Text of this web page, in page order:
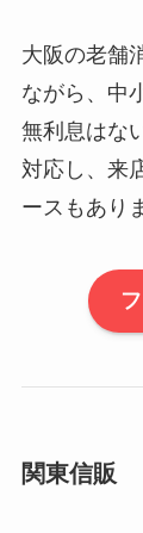
大阪の老舗
ながら、中
無利息はな
対応し、来
ースもあり
関東信販